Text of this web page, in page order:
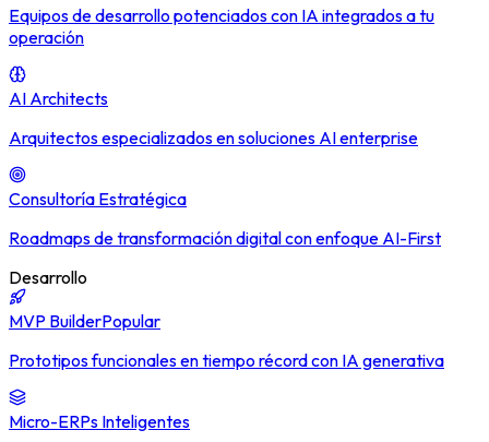
Equipos de desarrollo potenciados con IA integrados a tu
operación
AI Architects
Arquitectos especializados en soluciones AI enterprise
Consultoría Estratégica
Roadmaps de transformación digital con enfoque AI-First
Desarrollo
MVP BuilderPopular
Prototipos funcionales en tiempo récord con IA generativa
Micro-ERPs Inteligentes